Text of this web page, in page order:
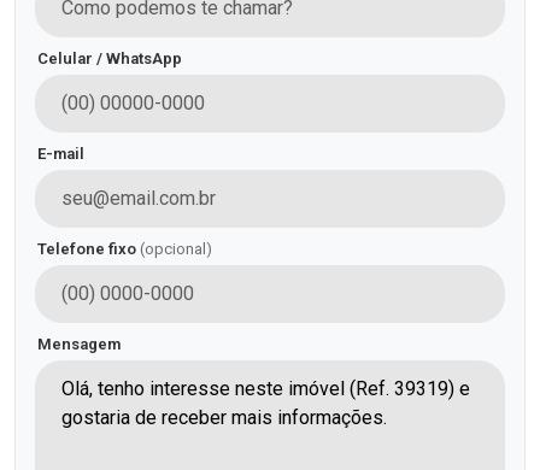
Celular / WhatsApp
E-mail
Telefone fixo (opcional)
Mensagem